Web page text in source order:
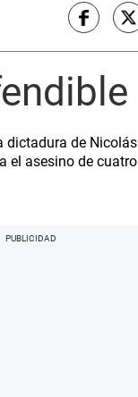
dictadura de Nicolás
el asesino de cuatro